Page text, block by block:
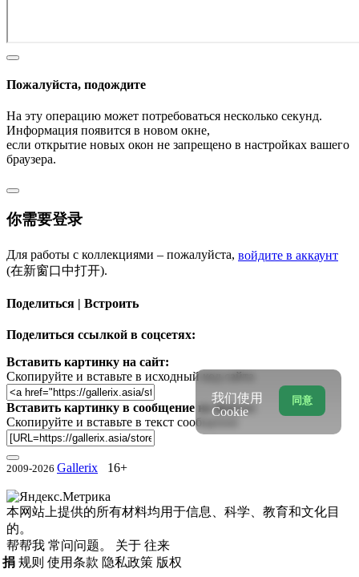
Пожалуйста, подождите
На эту операцию может потребоваться несколько секунд.
Информация появится в новом окне,
если открытие новых окон не запрещено в настройках вашего
браузера.
你需要登录
Для работы с коллекциями – пожалуйста, войдите в аккаунт
(在新窗口中打开).
Поделиться | Встроить
Поделиться ссылкой в соцсетях:
Вставить картинку на сайт:
Скопируйте и вставьте в исходный код сайта
Вставить картинку в сообщение на форум:
Скопируйте и вставьте в текст сообщения
2009-2026 Gallerix 16+
本网站上提供的所有材料均用于信息、科学、教育和文化目
的。
帮帮我 常问问题。 关于 往来
捐 规则 使用条款 隐私政策 版权
同意
我们使用
Cookie